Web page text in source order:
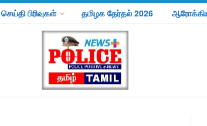
செய்தி பிரிவுகள் தமிழக தேர்தல் 2026